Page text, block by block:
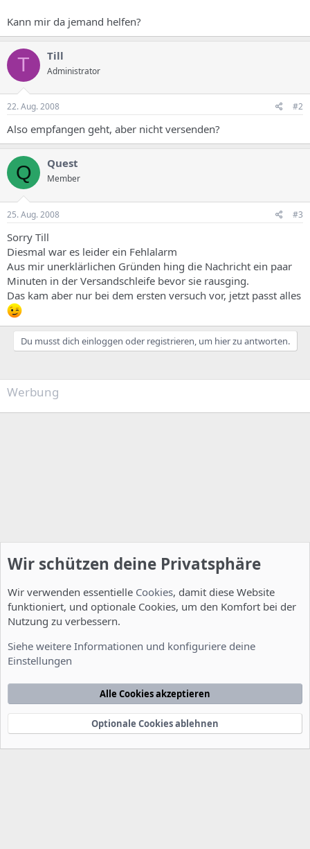
Kann mir da jemand helfen?
T Till
Administrator
22. Aug. 2008 #2
Also empfangen geht, aber nicht versenden?
Q Quest
Member
25. Aug. 2008 #3
Sorry Till
Diesmal war es leider ein Fehlalarm
Aus mir unerklärlichen Gründen hing die Nachricht ein paar
Minuten in der Versandschleife bevor sie rausging.
Das kam aber nur bei dem ersten versuch vor, jetzt passt alles
Du musst dich einloggen oder registrieren, um hier zu antworten.
Werbung
Nutzungsbedingungen Datenschutzerklärung
Startseite
e
Community platform by XenForo® © 2010-2022 XenForo Ltd.
xenDach©2010-2014
Wir schützen deine Privatsphäre
Wir verwenden essentielle Cookies, damit diese Website
funktioniert, und optionale Cookies, um den Komfort bei der
Nutzung zu verbessern.
Siehe weitere Informationen und konfiguriere deine
Einstellungen
Alle Cookies akzeptieren
Optionale Cookies ablehnen